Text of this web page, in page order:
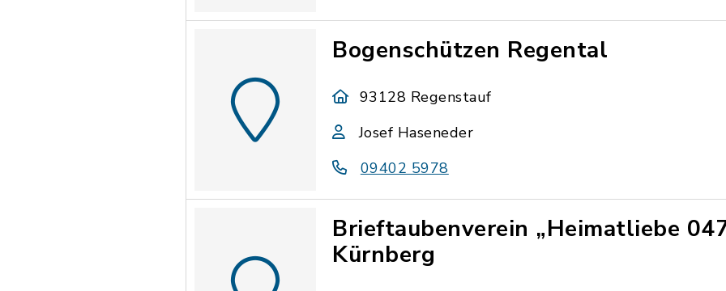
Bogenschützen Regental
93128 Regenstauf
Josef Haseneder
09402 5978
Brieftaubenverein „Heimatliebe
Kürnberg